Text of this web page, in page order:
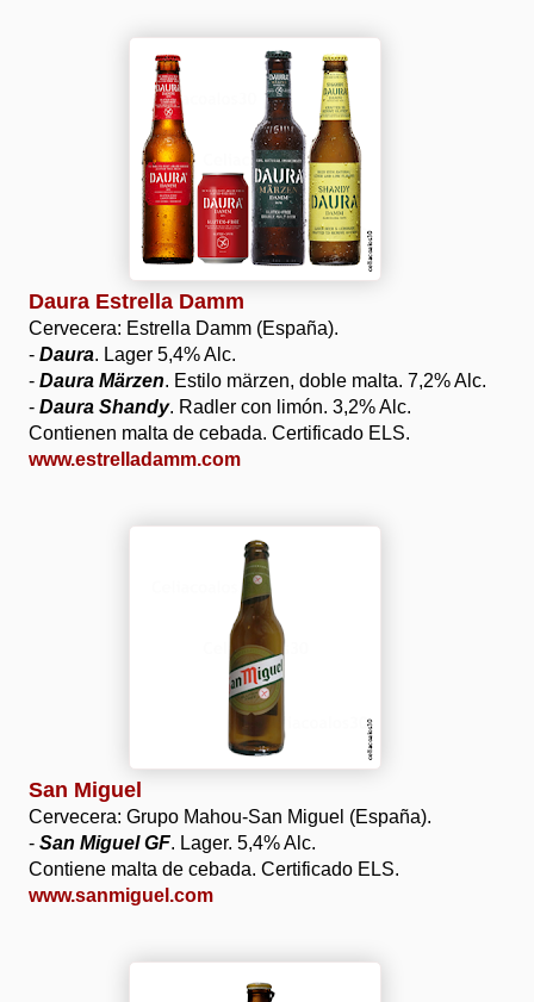
Daura Estrella Damm
Cervecera: Estrella Damm (España).
- Daura. Lager 5,4% Alc.
- Daura Märzen. Estilo märzen, doble malta. 7,2% Alc.
- Daura Shandy. Radler con limón. 3,2% Alc.
Contienen malta de cebada. Certificado ELS.
www.estrelladamm.com
San Miguel
Cervecera: Grupo Mahou-San Miguel (España).
- San Miguel GF. Lager. 5,4% Alc.
Contiene malta de cebada. Certificado ELS.
www.sanmiguel.com